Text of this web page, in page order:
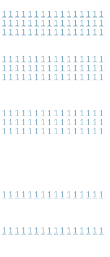
1 1 1 1 1 1 1 1 1 1 1 1 1 1 1 1
1 1 1 1 1 1 1 1 1 1 1 1 1 1 1 1
1 1 1 1 1 1 1 1 1 1 1 1 1 1 1 1
1 1 1 1 1 1 1 1 1 1 1 1 1 1 1 1
1 1 1 1 1 1 1 1 1 1 1 1 1 1 1 1
1 1 1 1 1 1 1 1 1 1 1 1 1 1 1 1
1 1 1 1 1 1 1 1 1 1 1 1 1 1 1 1
1 1 1 1 1 1 1 1 1 1 1 1 1 1 1 1
1 1 1 1 1 1 1 1 1 1 1 1 1 1 1 1
1 1 1 1 1 1 1 1 1 1 1 1 1 1 1 1
1 1 1 1 1 1 1 1 1 1 1 1 1 1 1 1